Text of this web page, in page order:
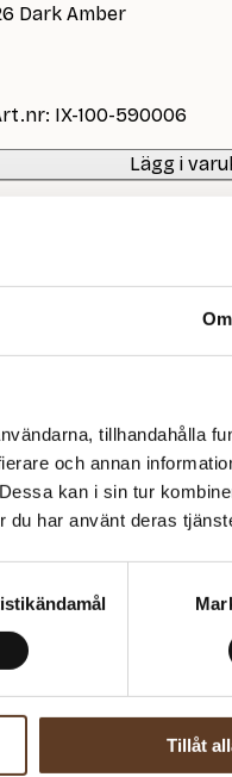
Om
tillhandahålla
och annan
kan i sin tur
du har använt deras
Tillåt
Dark Amber
IX-100-590006
Lägg i
med isländsk ull och
mönsterstickning.Léttlopi
som fungerar både inne